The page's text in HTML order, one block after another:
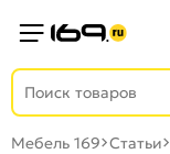
Мебель 169 Статьи